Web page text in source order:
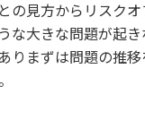
の見方からリスク
な大きな問題が起
りまずは問題の推